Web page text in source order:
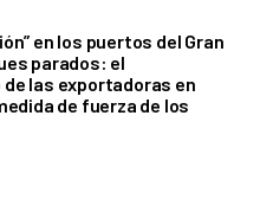
en los puertos del Gran
parados: el
las exportadoras en
de fuerza de los